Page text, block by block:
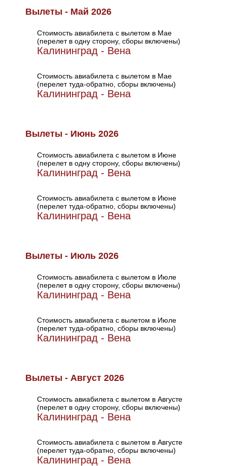
Вылеты - Май 2026
Стоимость авиабилета с вылетом в Мае
(перелет в одну сторону, сборы включены)
Калининград - Вена
Стоимость авиабилета с вылетом в Мае
(перелет туда-обратно, сборы включены)
Калининград - Вена
Вылеты - Июнь 2026
Стоимость авиабилета с вылетом в Июне
(перелет в одну сторону, сборы включены)
Калининград - Вена
Стоимость авиабилета с вылетом в Июне
(перелет туда-обратно, сборы включены)
Калининград - Вена
Вылеты - Июль 2026
Стоимость авиабилета с вылетом в Июле
(перелет в одну сторону, сборы включены)
Калининград - Вена
Стоимость авиабилета с вылетом в Июле
(перелет туда-обратно, сборы включены)
Калининград - Вена
Вылеты - Август 2026
Стоимость авиабилета с вылетом в Августе
(перелет в одну сторону, сборы включены)
Калининград - Вена
Стоимость авиабилета с вылетом в Августе
(перелет туда-обратно, сборы включены)
Калининград - Вена